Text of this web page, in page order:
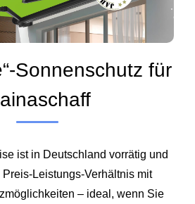
Sonnenschutz für
ist in Deutschland vorrätig und
mit
– ideal, wenn Sie